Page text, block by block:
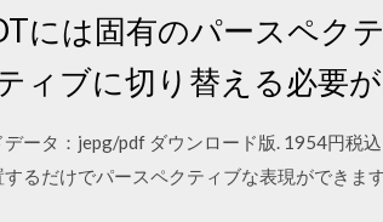
には固有のパースペク
ィブに切り替える必要が
データ：jepg/pdf ダウンロード版. 1954円税
るだけでパースペクティブな表現ができま